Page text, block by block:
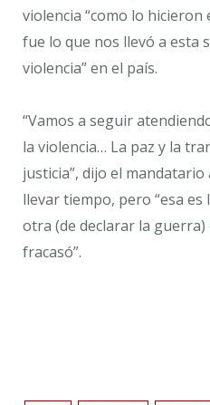
violencia “como lo
fue lo que nos llevó a esta
violencia” en el país.
“Vamos a seguir
la violencia… La paz y la
justicia”, dijo el
llevar tiempo, pero “esa
otra (de declarar la
fracasó”.